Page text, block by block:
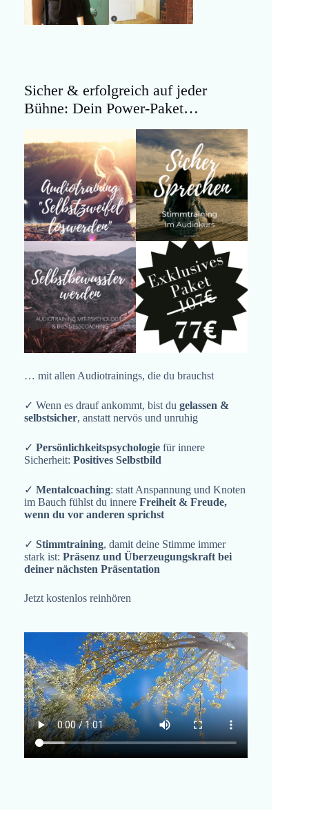
Sicher & erfolgreich auf jeder
Bühne: Dein Power-Paket…
… mit allen Audiotrainings, die du brauchst
✓ Wenn es drauf ankommt, bist du gelassen &
selbstsicher, anstatt nervös und unruhig
✓ Persönlichkeitspsychologie für innere
Sicherheit: Positives Selbstbild
✓ Mentalcoaching: statt Anspannung und Knoten
im Bauch fühlst du innere Freiheit & Freude,
wenn du vor anderen sprichst
✓ Stimmtraining, damit deine Stimme immer
stark ist: Präsenz und Überzeugungskraft bei
deiner nächsten Präsentation
Jetzt kostenlos reinhören